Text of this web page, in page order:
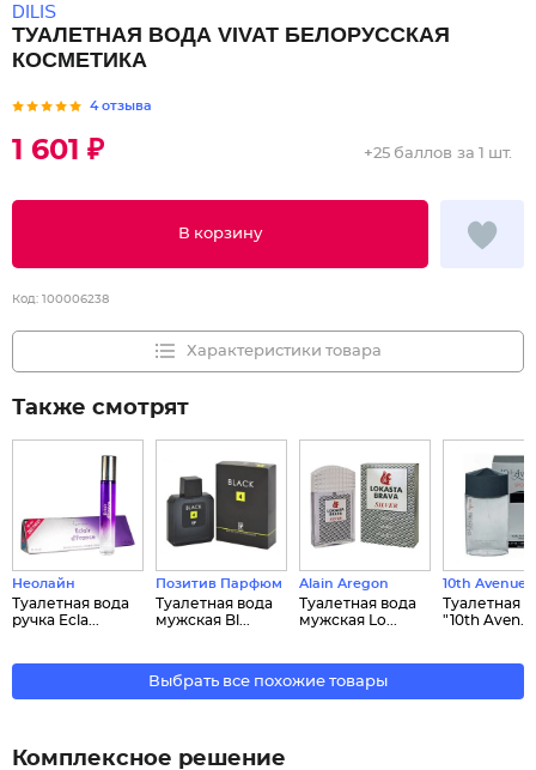
DILIS
ТУАЛЕТНАЯ ВОДА VIVAT БЕЛОРУССКАЯ
КОСМЕТИКА
4 отзыва
1 601 ₽
В корзину
+25 баллов за 1 шт.
Код: 100006238
Характеристики товара
Также смотрят
Неолайн
Туалетная вода
ручка Ecla...
Позитив Парфюм
Туалетная вода
мужская Bl...
Alain Aregon
Туалетная вода
мужская Lo...
10th Avenue
Туалетная
"10th Aven...
Выбрать все похожие товары
Комплексное решение